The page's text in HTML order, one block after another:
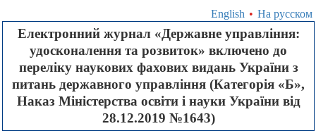
English • На русском
Електронний журнал «Державне управління:
удосконалення та розвиток» включено до
переліку наукових фахових видань України з
питань державного управління (Категорія «Б»,
Наказ Міністерства освіти і науки України від
28.12.2019 №1643)